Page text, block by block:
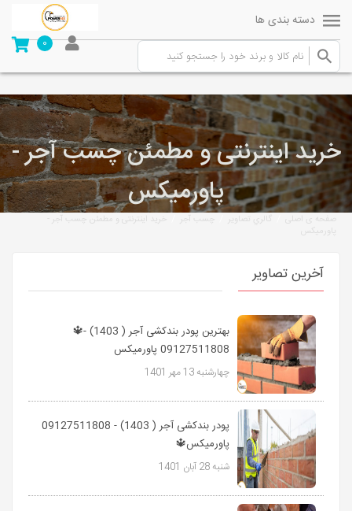
دسته بندی ها
0
خرید اینترنتی و مطمئن چسب آجر -
پاورمیکس
صفحه ی اصلی گالري تصاوير چسب آجر
خرید اینترنتی و مطمئن چسب آجر -
پاورمیکس
آخرین تصاویر
بهترین پودر بندکشی آجر ( 1403) -🔱
09127511808 پاورمیکس
چهارشنبه 13 مهر 1401
پودر بندکشی آجر ( 1403) - 09127511808
پاورمیکس🔱
شنبه 28 آبان 1401